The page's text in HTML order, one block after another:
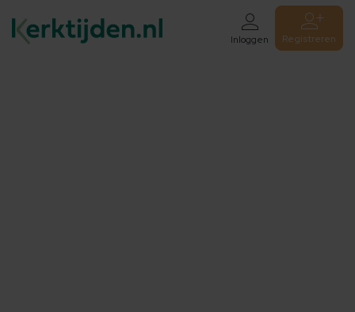
Inloggen Registreren